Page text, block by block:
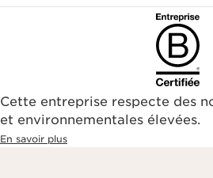
Cette entreprise respecte des
et environnementales élevées.
En savoir plus